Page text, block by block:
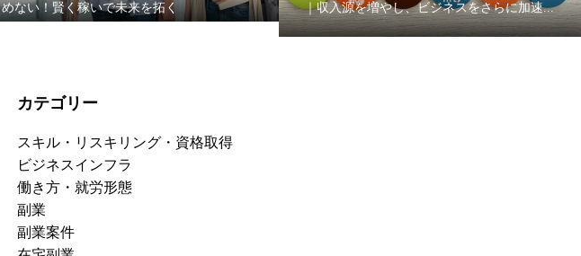
めない！賢く稼いで未来を拓く
｜収入源を増やし、ビジネスをさらに加速...
カテゴリー
スキル・リスキリング・資格取得
ビジネスインフラ
働き方・就労形態
副業
副業案件